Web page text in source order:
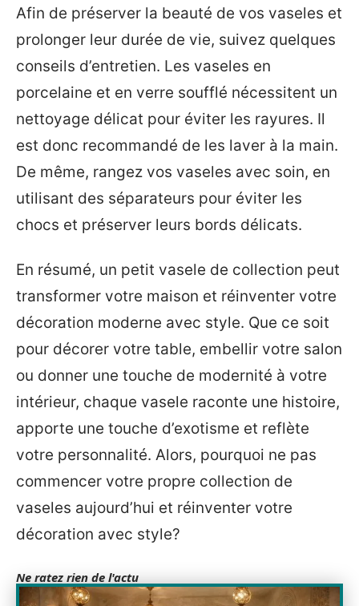
Afin de préserver la beauté de vos vaseles et
prolonger leur durée de vie, suivez quelques
conseils d’entretien. Les vaseles en
porcelaine et en verre soufflé nécessitent un
nettoyage délicat pour éviter les rayures. Il
est donc recommandé de les laver à la main.
De même, rangez vos vaseles avec soin, en
utilisant des séparateurs pour éviter les
chocs et préserver leurs bords délicats.
En résumé, un petit vasele de collection peut
transformer votre maison et réinventer votre
décoration moderne avec style. Que ce soit
pour décorer votre table, embellir votre salon
ou donner une touche de modernité à votre
intérieur, chaque vasele raconte une histoire,
apporte une touche d’exotisme et reflète
votre personnalité. Alors, pourquoi ne pas
commencer votre propre collection de
vaseles aujourd’hui et réinventer votre
décoration avec style?
Ne ratez rien de l'actu